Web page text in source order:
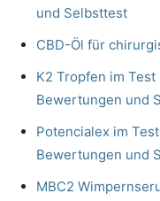
und Selbsttest
CBD-Öl für
K2 Tropfen im
Bewertungen und
Potencialex im
Bewertungen und
MBC2